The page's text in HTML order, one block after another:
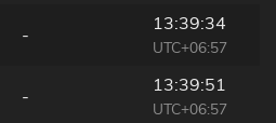
-
13:39:34
UTC+06:57
-
13:39:51
UTC+06:57